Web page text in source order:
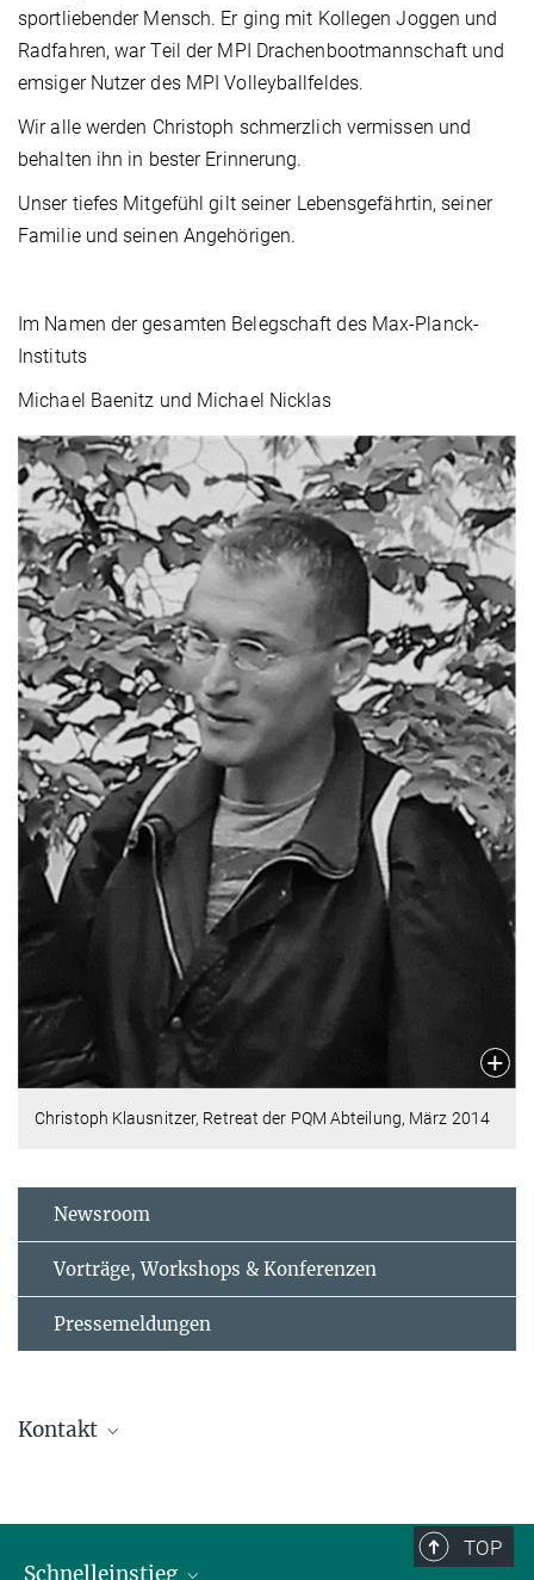
sportliebender Mensch. Er ging mit Kollegen Joggen und
Radfahren, war Teil der MPI Drachenbootmannschaft und
emsiger Nutzer des MPI Volleyballfeldes.
Wir alle werden Christoph schmerzlich vermissen und
behalten ihn in bester Erinnerung.
Unser tiefes Mitgefühl gilt seiner Lebensgefährtin, seiner
Familie und seinen Angehörigen.
Im Namen der gesamten Belegschaft des Max-Planck-
Instituts
Michael Baenitz und Michael Nicklas
Christoph Klausnitzer, Retreat der PQM Abteilung, März 2014
Newsroom
Vorträge, Workshops & Konferenzen
Pressemeldungen
Kontakt
+49 351 4646-5902
TOP
Schnelleinstieg